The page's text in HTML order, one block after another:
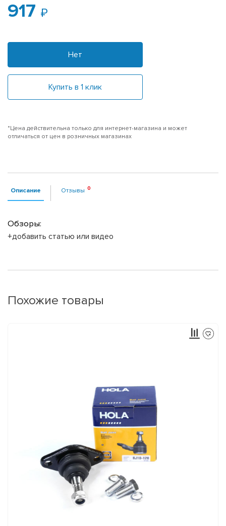
917
Нет
Купить в 1 клик
*Цена действительна только для интернет-магазина и может
отличаться от цен в розничных магазинах
Описание Отзывы
Обзоры:
+добавить статью или видео
Похожие товары